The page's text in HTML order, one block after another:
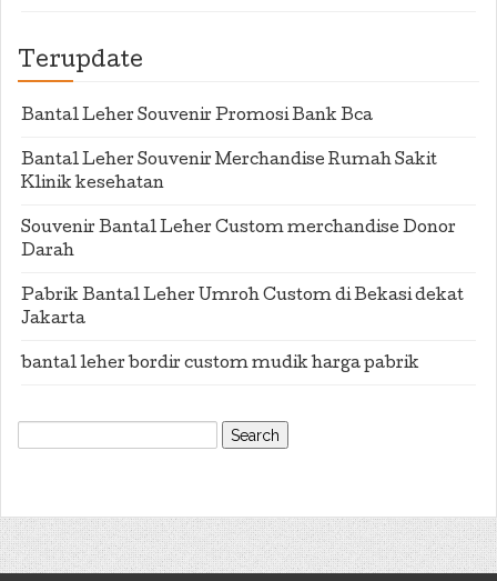
Terupdate
Bantal Leher Souvenir Promosi Bank Bca
Bantal Leher Souvenir Merchandise Rumah Sakit
Klinik kesehatan
Souvenir Bantal Leher Custom merchandise Donor
Darah
Pabrik Bantal Leher Umroh Custom di Bekasi dekat
Jakarta
bantal leher bordir custom mudik harga pabrik
Search
for: